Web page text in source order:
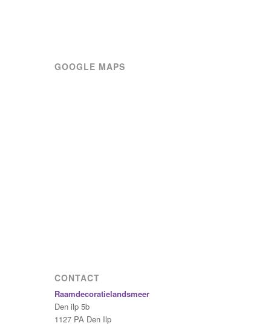
GOOGLE MAPS
CONTACT
Raamdecoratielandsmeer
Den ilp 5b
1127 PA Den Ilp